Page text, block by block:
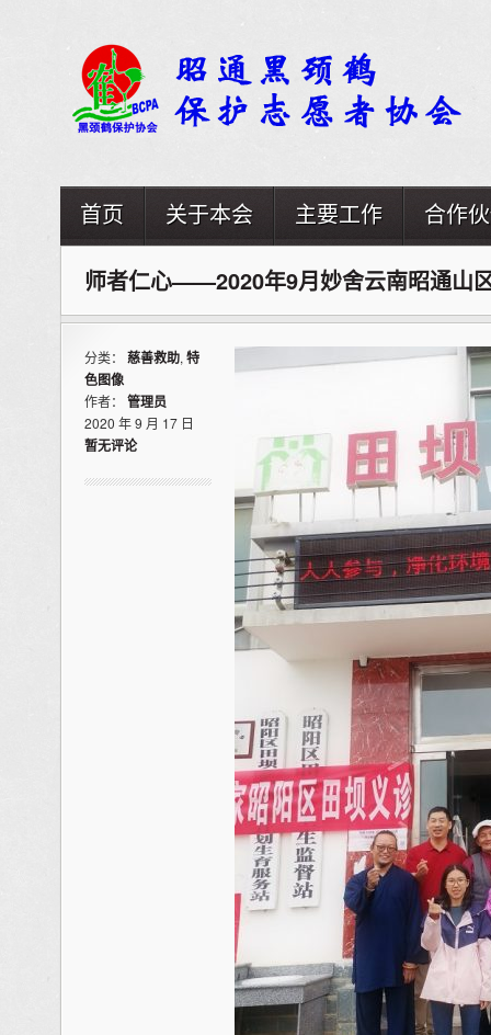
首页 关于本会 主要工作 合作
师者仁心——2020年9月妙舍云南昭通山
分类： 慈善救助, 特
色图像
作者： 管理员
2020 年 9 月 17 日
暂无评论